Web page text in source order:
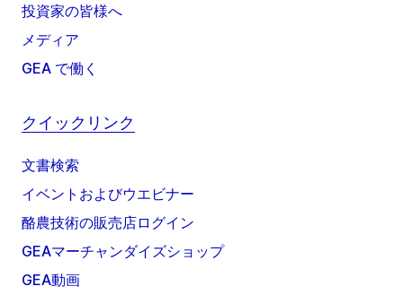
投資家の皆様へ
メディア
GEA で働く
クイックリンク
文書検索
イベントおよびウエビナー
酪農技術の販売店ログイン
GEAマーチャンダイズショップ
GEA動画